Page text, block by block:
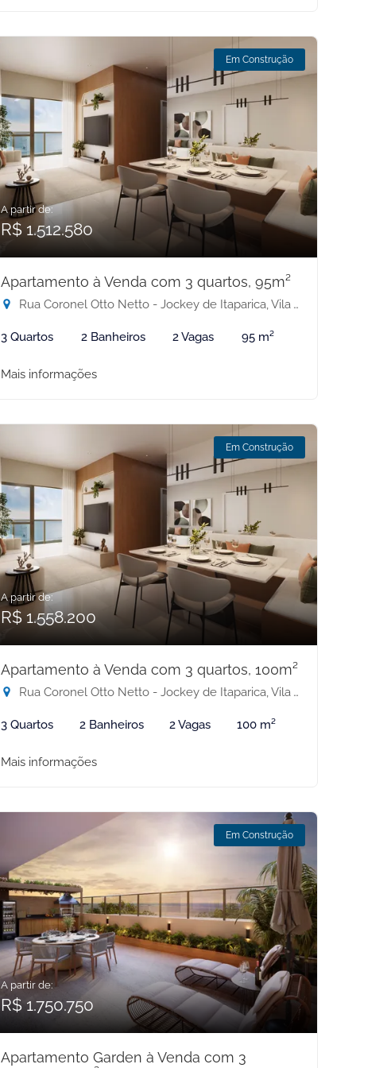
Em Construção
A partir de:
R$ 1.512.580
Apartamento à Venda com 3 quartos, 95m²
Rua Coronel Otto Netto - Jockey de Itaparica, Vila Velha-ES
3 Quartos 2 Banheiros 2 Vagas 95 m²
Mais informações
Em Construção
A partir de:
R$ 1.558.200
Apartamento à Venda com 3 quartos, 100m²
Rua Coronel Otto Netto - Jockey de Itaparica, Vila Velha-ES
3 Quartos 2 Banheiros 2 Vagas 100 m²
Mais informações
Em Construção
A partir de:
R$ 1.750.750
Apartamento Garden à Venda com 3